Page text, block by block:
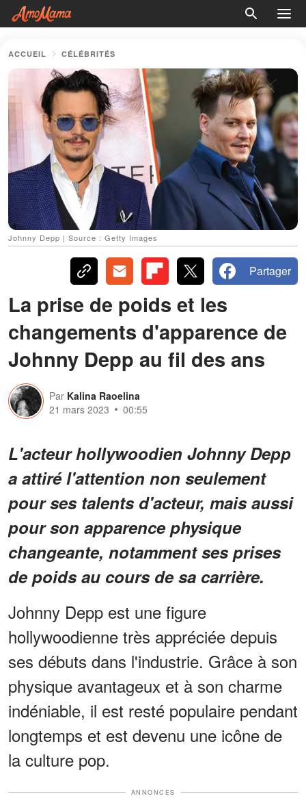
ACCUEIL CÉLÉBRITÉS
Johnny Depp | Source : Getty Images
Partager
La prise de poids et les
changements d'apparence de
Johnny Depp au fil des ans
Par Kalina Raoelina
21 mars 2023
00:55
L'acteur hollywoodien Johnny Depp
a attiré l'attention non seulement
pour ses talents d'acteur, mais aussi
pour son apparence physique
changeante, notamment ses prises
de poids au cours de sa carrière.
Johnny Depp est une figure
hollywoodienne très appréciée depuis
ses débuts dans l'industrie. Grâce à son
physique avantageux et à son charme
indéniable, il est resté populaire pendant
longtemps et est devenu une icône de
la culture pop.
ANNONCES